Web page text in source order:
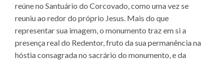
reúne no Santuário do Corcovado, como uma vez se
reuniu ao redor do próprio Jesus. Mais do que
representar sua imagem, o monumento traz em si a
presença real do Redentor, fruto da sua permanência na
hóstia consagrada no sacrário do monumento, e da